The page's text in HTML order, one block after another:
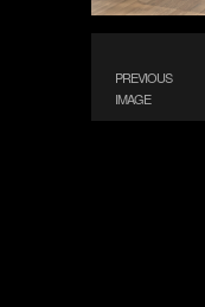
PREVIOUS
IMAGE